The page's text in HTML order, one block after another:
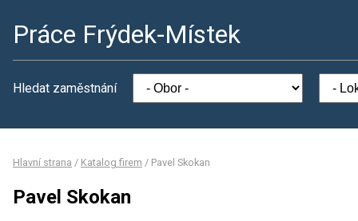
Práce Frýdek-Místek
Hledat zaměstnání
Hlavní strana / Katalog firem / Pavel Skokan
Pavel Skokan